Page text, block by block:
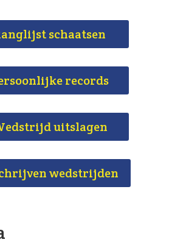
schaatsen
records
uitslagen
wedstrijden